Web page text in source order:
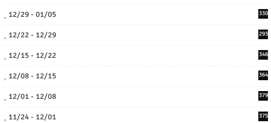
12/29 - 01/05 330
12/22 - 12/29 293
12/15 - 12/22 346
12/08 - 12/15 364
12/01 - 12/08 379
11/24 - 12/01 375